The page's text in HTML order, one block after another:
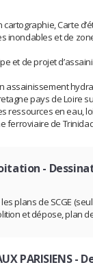
cartographie, Carte
inondables et de
et de projet
assainissement
pays de Loire
ressources en eau,
ferroviaire de
-
plans de SCGE
et dépose, plan
PARISIENS-